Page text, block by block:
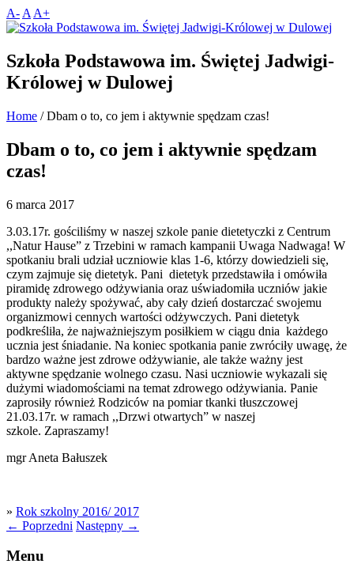
A- A A+
Szkoła Podstawowa im. Świętej Jadwigi-
Królowej w Dulowej
Home / Dbam o to, co jem i aktywnie spędzam czas!
Dbam o to, co jem i aktywnie spędzam
czas!
6 marca 2017
3.03.17r. gościliśmy w naszej szkole panie dietetyczki z Centrum
,,Natur Hause” z Trzebini w ramach kampanii Uwaga Nadwaga! W
spotkaniu brali udział uczniowie klas 1-6, którzy dowiedzieli się,
czym zajmuje się dietetyk. Pani dietetyk przedstawiła i omówiła
piramidę zdrowego odżywiania oraz uświadomiła uczniów jakie
produkty należy spożywać, aby cały dzień dostarczać swojemu
organizmowi cennych wartości odżywczych. Pani dietetyk
podkreśliła, że najważniejszym posiłkiem w ciągu dnia każdego
ucznia jest śniadanie. Na koniec spotkania panie zwróciły uwagę, że
bardzo ważne jest zdrowe odżywianie, ale także ważny jest
aktywne spędzanie wolnego czasu. Nasi uczniowie wykazali się
dużymi wiadomościami na temat zdrowego odżywiania. Panie
zaprosiły również Rodziców na pomiar tkanki tłuszczowej
21.03.17r. w ramach ,,Drzwi otwartych” w naszej
szkole. Zapraszamy!
mgr Aneta Bałuszek
» Rok szkolny 2016/ 2017
← Poprzedni Następny →
Menu